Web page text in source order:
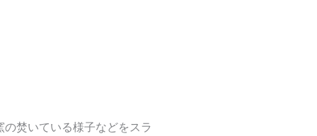
焚いている様子などをスラ